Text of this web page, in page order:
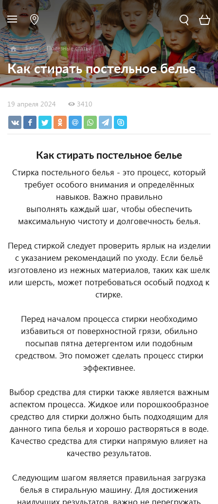
Блог Полезные статьи
Как стирать постельное белье
19 апреля 2024 3410
Как стирать постельное белье
Стирка постельного белья - это процесс, который
требует особого внимания и определённых
навыков. Важно правильно
выполнять каждый шаг, чтобы обеспечить
максимальную чистоту и долговечность белья.
Перед стиркой следует проверить ярлык на изделии
с указанием рекомендаций по уходу. Если бельё
изготовлено из нежных материалов, таких как шелк
или шерсть, может потребоваться особый подход к
стирке.
Перед началом процесса стирки необходимо
избавиться от поверхностной грязи, обильно
посыпав пятна детергентом или подобным
средством. Это поможет сделать процесс стирки
эффективнее.
Выбор средства для стирки также является важным
аспектом процесса. Жидкое или порошкообразное
средство для стирки должно быть подходящим для
данного типа белья и хорошо растворяться в воде.
Качество средства для стирки напрямую влияет на
качество результатов.
Следующим шагом является правильная загрузка
белья в стиральную машину. Для достижения